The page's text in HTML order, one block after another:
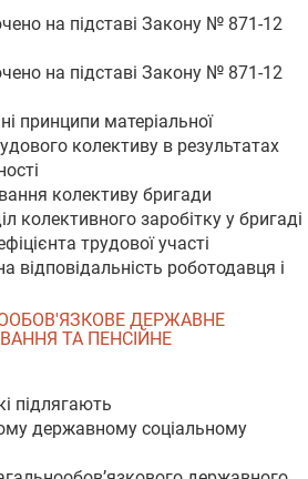
на підставі Закону № 871-12
на підставі Закону № 871-12
принципи матеріальної
колективу в результатах
колективу бригади
колективного заробітку у бригаді
трудової участі
відповідальність роботодавця і
ДЕРЖАВНЕ
ТА ПЕНСІЙНЕ
підлягають
державному соціальному